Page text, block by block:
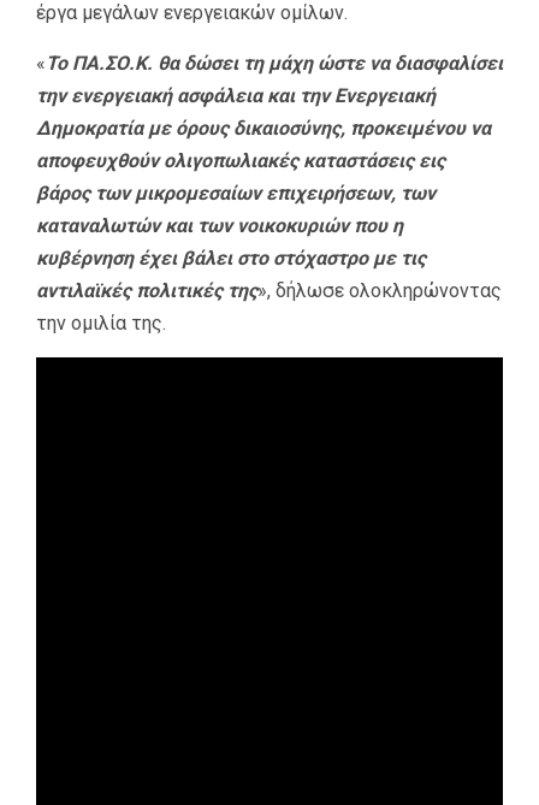
έργα μεγάλων ενεργειακών ομίλων.
« Το ΠΑ.ΣΟ.Κ. θα δώσει τη μάχη ώστε να διασφαλίσει
την ενεργειακή ασφάλεια και την Ενεργειακή
Δημοκρατία με όρους δικαιοσύνης, προκειμένου να
αποφευχθούν ολιγοπωλιακές καταστάσεις εις
βάρος των μικρομεσαίων επιχειρήσεων, των
καταναλωτών και των νοικοκυριών που η
κυβέρνηση έχει βάλει στο στόχαστρο με τις
αντιλαϊκές πολιτικές της», δήλωσε ολοκληρώνοντας
την ομιλία της.